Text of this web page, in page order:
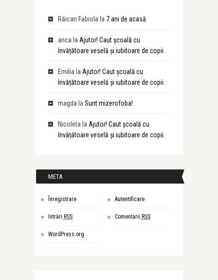
Răican Fabiola la 7 ani de acasă
anca la Ajutor! Caut școală cu
învățătoare veselă și iubitoare de copii.
Emilia la Ajutor! Caut școală cu
învățătoare veselă și iubitoare de copii.
magda la Sunt mizerofoba!
Nicoleta la Ajutor! Caut școală cu
învățătoare veselă și iubitoare de copii.
META
Înregistrare Autentificare
Intrări RSS Comentarii RSS
WordPress.org